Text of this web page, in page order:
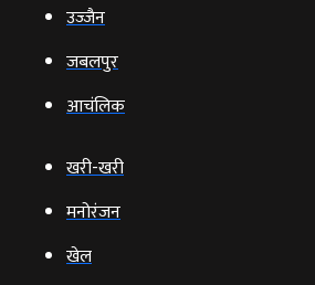
उज्‍जैन
जबलपुर
आचंलिक
खरी-खरी
मनोरंजन
खेल